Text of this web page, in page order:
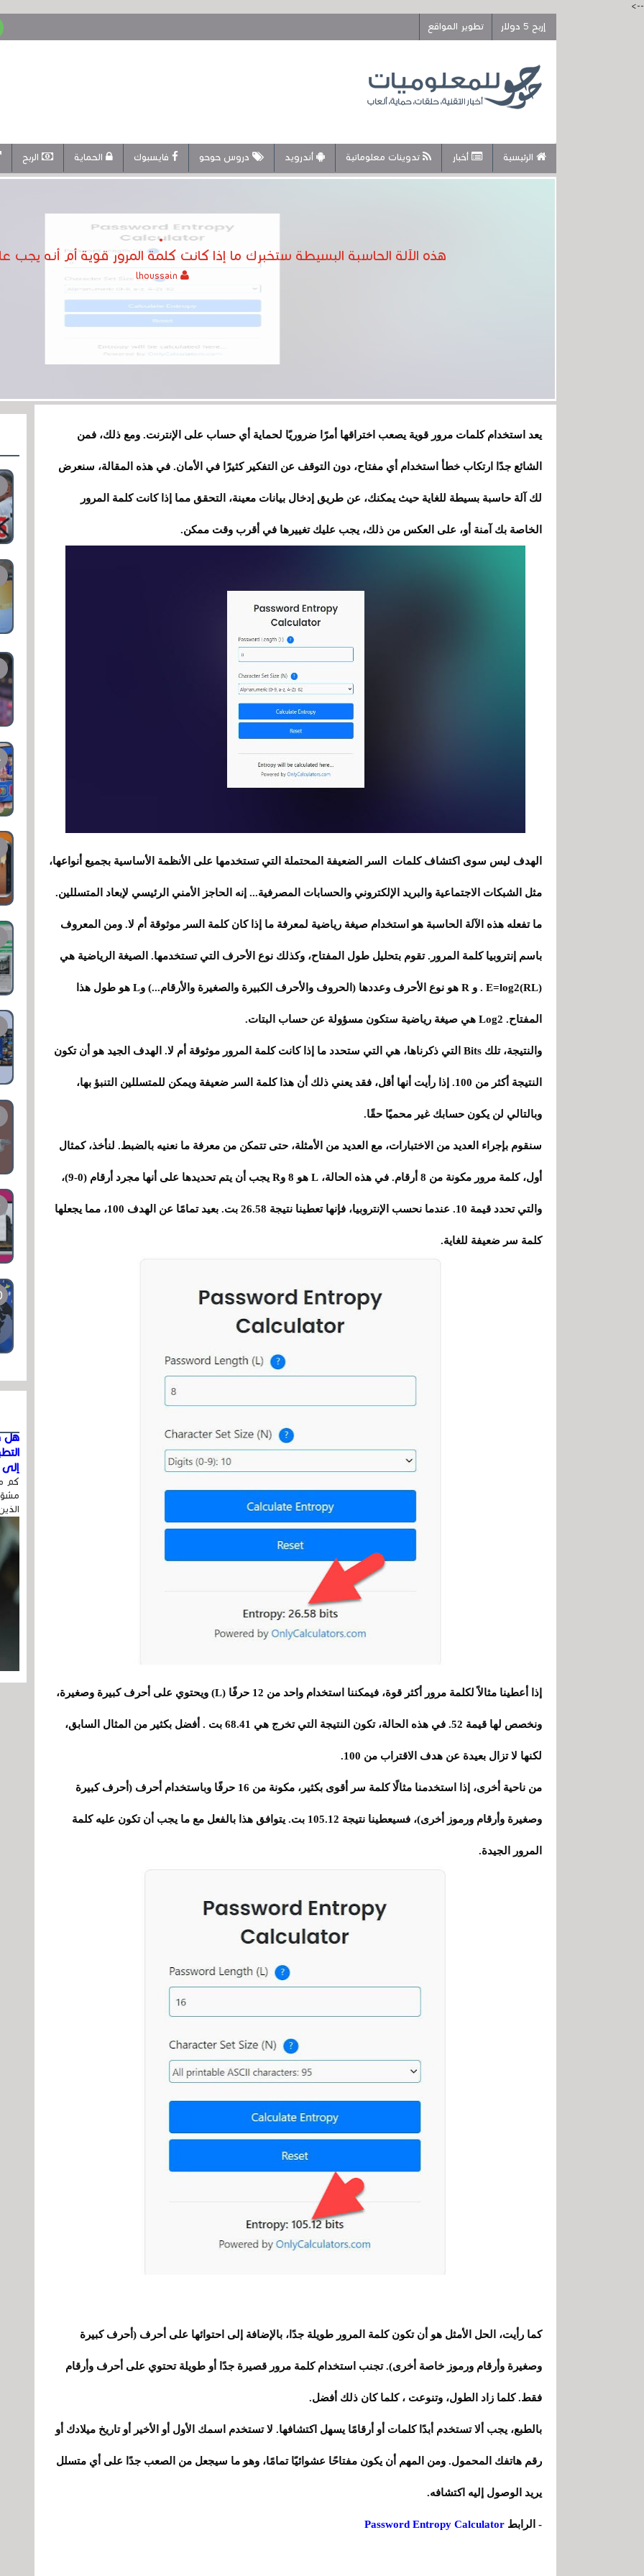
-->
إربح 5 دولار
تطوير المواقع
الرئيسية أخبار تدوينات معلوماتية أندرويد دروس حوحو فايسبوك الحماية الربح
هذه الآلة الحاسبة البسيطة ستخبرك ما إذا كانت كلمة المرور قوية أم أنه يجب
يعد استخدام كلمات مرور قوية يصعب اختراقها أمرًا ضروريًا لحماية أي حساب على الإنترنت. ومع ذلك، فمن
الشائع جدًا ارتكاب خطأ استخدام أي مفتاح، دون التوقف عن التفكير كثيرًا في الأمان. في هذه المقالة، سنعرض
لك آلة حاسبة بسيطة للغاية حيث يمكنك، عن طريق إدخال بيانات معينة، التحقق مما إذا كانت كلمة المرور
الخاصة بك آمنة أو، على العكس من ذلك، يجب عليك تغييرها في أقرب وقت ممكن.
الهدف ليس سوى اكتشاف كلمات السر الضعيفة المحتملة التي تستخدمها على الأنظمة الأساسية بجميع أنواعها،
مثل الشبكات الاجتماعية والبريد الإلكتروني والحسابات المصرفية... إنه الحاجز الأمني ​​الرئيسي لإبعاد المتسللين.
ما تفعله هذه الآلة الحاسبة هو استخدام صيغة رياضية لمعرفة ما إذا كان كلمة السر موثوقة أم لا. ومن المعروف
باسم إنتروبيا كلمة المرور. تقوم بتحليل طول المفتاح، وكذلك نوع الأحرف التي تستخدمها. الصيغة الرياضية هي
E=log2(RL) . و R هو نوع الأحرف وعددها (الحروف والأحرف الكبيرة والصغيرة والأرقام...) وL هو طول هذا
المفتاح. Log2 هي صيغة رياضية ستكون مسؤولة عن حساب البتات.
والنتيجة، تلك Bits التي ذكرناها، هي التي ستحدد ما إذا كانت كلمة المرور موثوقة أم لا. الهدف الجيد هو أن تكون
النتيجة أكثر من 100. إذا رأيت أنها أقل، فقد يعني ذلك أن هذا كلمة السر ضعيفة ويمكن للمتسللين التنبؤ بها،
وبالتالي لن يكون حسابك غير محميًا حقًا.
سنقوم بإجراء العديد من الاختبارات، مع العديد من الأمثلة، حتى تتمكن من معرفة ما نعنيه بالضبط. لنأخذ، كمثال
أول، كلمة مرور مكونة من 8 أرقام. في هذه الحالة، L هو 8 وR يجب أن يتم تحديدها على أنها مجرد أرقام (0-9)،
والتي تحدد قيمة 10. عندما نحسب الإنتروبيا، فإنها تعطينا نتيجة 26.58 بت. بعيد تمامًا عن الهدف 100، مما يجعلها
كلمة سر ضعيفة للغاية.
إذا أعطينا مثالاً لكلمة مرور أكثر قوة، فيمكننا استخدام واحد من 12 حرفًا (L) ويحتوي على أحرف كبيرة وصغيرة،
ونخصص لها قيمة 52. في هذه الحالة، تكون النتيجة التي تخرج هي 68.41 بت . أفضل بكثير من المثال السابق،
لكنها لا تزال بعيدة عن هدف الاقتراب من 100.
من ناحية أخرى، إذا استخدمنا مثالًا كلمة سر أقوى بكثير، مكونة من 16 حرفًا وباستخدام أحرف (أحرف كبيرة
وصغيرة وأرقام ورموز أخرى)، فسيعطينا نتيجة 105.12 بت. يتوافق هذا بالفعل مع ما يجب أن تكون عليه كلمة
المرور الجيدة.
كما رأيت، الحل الأمثل هو أن تكون كلمة المرور طويلة جدًا، بالإضافة إلى احتوائها على أحرف (أحرف كبيرة
وصغيرة وأرقام ورموز خاصة أخرى). تجنب استخدام كلمة مرور قصيرة جدًا أو طويلة تحتوي على أحرف وأرقام
فقط. كلما زاد الطول، وتنوعت ، كلما كان ذلك أفضل.
بالطبع، يجب ألا تستخدم أبدًا كلمات أو أرقامًا يسهل اكتشافها. لا تستخدم اسمك الأول أو الأخير أو تاريخ ميلادك أو
رقم هاتفك المحمول. ومن المهم أن يكون مفتاحًا عشوائيًا تمامًا، وهو ما سيجعل من الصعب جدًا على أي متسلل
يريد الوصول إليه اكتشافه.
- الرابط Password Entropy Calculator
هل
إلى
كم